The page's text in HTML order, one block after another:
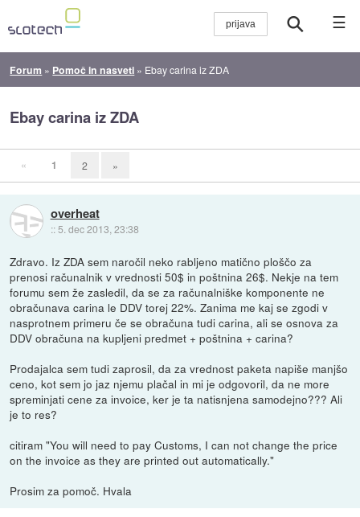
☰
Forum » Pomoč in nasveti » Ebay carina iz ZDA
Ebay carina iz ZDA
« 1 2 »
overheat
:: 5. dec 2013, 23:38
Zdravo. Iz ZDA sem naročil neko rabljeno matično ploščo za
prenosi računalnik v vrednosti 50$ in poštnina 26$. Nekje na tem
forumu sem že zasledil, da se za računalniške komponente ne
obračunava carina le DDV torej 22%. Zanima me kaj se zgodi v
nasprotnem primeru če se obračuna tudi carina, ali se osnova za
DDV obračuna na kupljeni predmet + poštnina + carina?
Prodajalca sem tudi zaprosil, da za vrednost paketa napiše manjšo
ceno, kot sem jo jaz njemu plačal in mi je odgovoril, da ne more
spreminjati cene za invoice, ker je ta natisnjena samodejno??? Ali
je to res?
citiram "You will need to pay Customs, I can not change the price
on the invoice as they are printed out automatically."
Prosim za pomoč. Hvala